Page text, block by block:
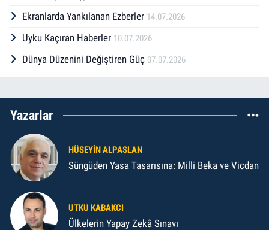
Ekranlarda Yankılanan Ezberler 14.07.2026
Uyku Kaçıran Haberler 10.07.2026
Dünya Düzenini Değiştiren Güç 07.07.2026
Yazarlar
HÜSEYIN ALPASLAN
Süngüden Yasa Tasarısına: Milli Beka ve Vicdan
UTKU KABAKCI
Ülkelerin Yapay Zekâ Sınavı